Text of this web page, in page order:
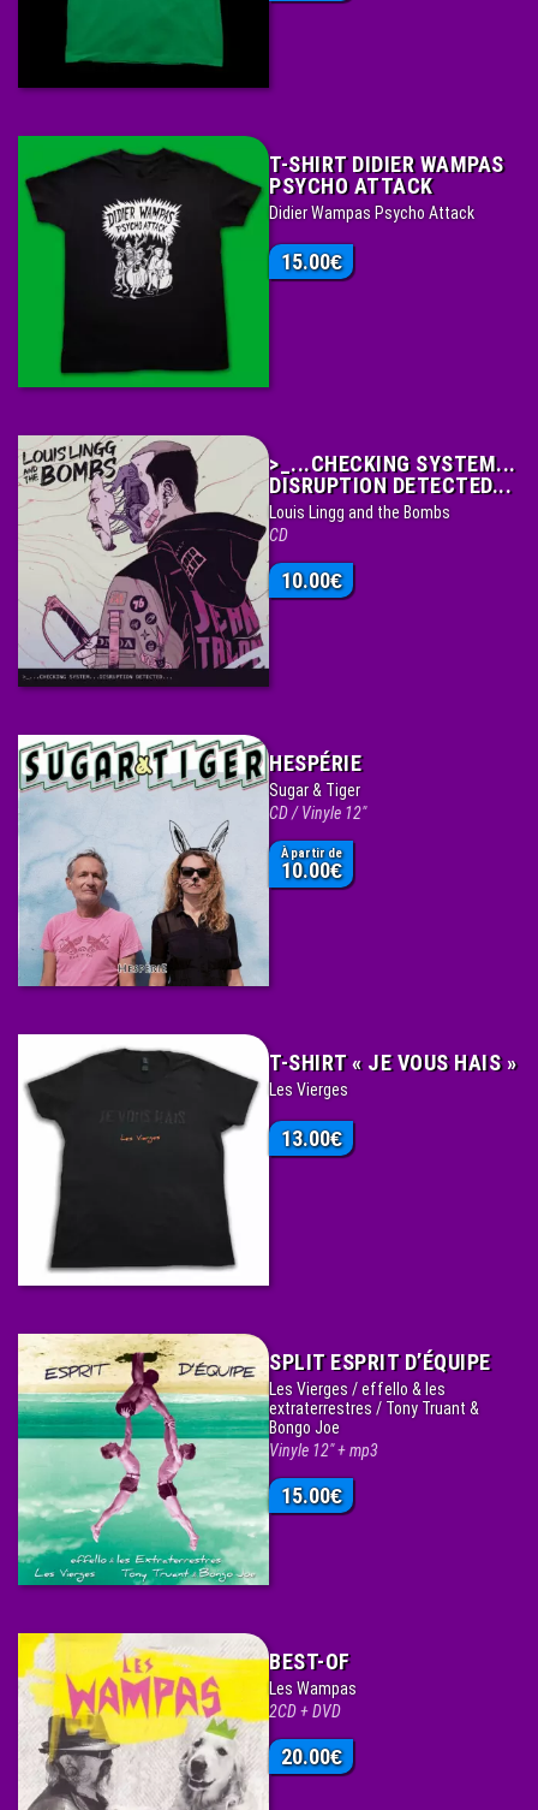
T-SHIRT DIDIER WAMPAS
PSYCHO ATTACK
Didier Wampas Psycho Attack
15.00€
>_​.​.​.​CHECKING SYSTEM​.​.​.​
DISRUPTION DETECTED​.​.​.
Louis Lingg and the Bombs
CD
10.00€
HESPÉRIE
Sugar & Tiger
CD / Vinyle 12"
À partir de
10.00€
T-SHIRT « JE VOUS HAIS »
Les Vierges
13.00€
SPLIT ESPRIT D’ÉQUIPE
Les Vierges / effello & les
extraterrestres / Tony Truant &
Bongo Joe
Vinyle 12" + mp3
15.00€
BEST-OF
Les Wampas
2CD + DVD
20.00€